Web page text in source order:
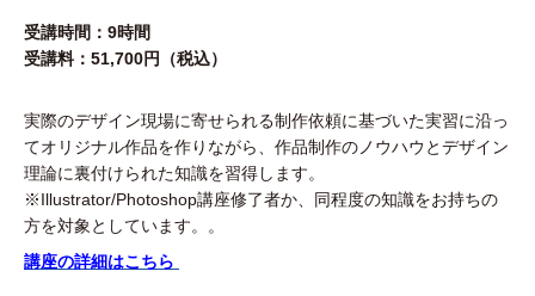
受講時間：9時間
受講料：51,700円（税込）
実際のデザイン現場に寄せられる制作依頼に基づいた実習に沿っ
てオリジナル作品を作りながら、作品制作のノウハウとデザイン
理論に裏付けられた知識を習得します。
※Illustrator/Photoshop講座修了者か、同程度の知識をお持ちの
方を対象としています。
。
講座の詳細はこちら